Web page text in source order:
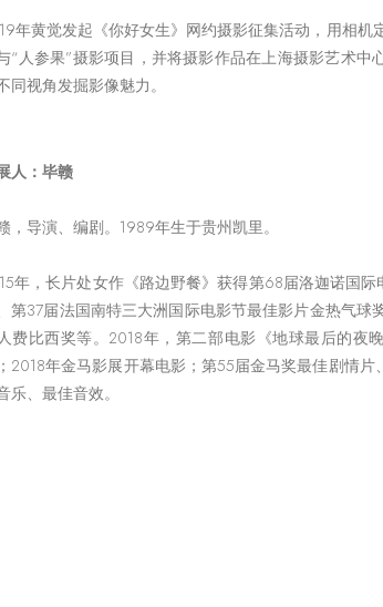
年黄觉发起《你好女生》网约摄影征集活动，用相机
“人参果”摄影项目，并将摄影作品在上海摄影艺术中
同视角发掘影像魅力。
人：毕赣
，导演、编剧。1989年生于贵州凯里。
年，长片处女作《路边野餐》获得第68届洛迦诺国
第37届法国南特三大洲国际电影节最佳影片金热气球
费比西奖等。2018年，第二部电影《地球最后的夜
2018年金马影展开幕电影；第55届金马奖最佳剧情
乐、最佳音效。